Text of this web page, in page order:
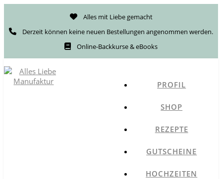
Alles mit Liebe gemacht
Derzeit können keine neuen Bestellungen angenommen werden.
Online-Backkurse & eBooks
PROFIL
SHOP
REZEPTE
GUTSCHEINE
HOCHZEITEN